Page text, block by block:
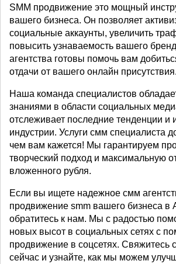
SMM продвижение это мощный
вашего бизнеса. Он позволяет
социальные аккаунты, увеличить
повысить узнаваемость вашего
агентства готовы помочь вам
отдачи от вашего онлайн присутствия.
Наша команда специалистов
знаниями в области социальных
отслеживает последние тенденции и
индустрии. Услуги смм специалиста
чем вам кажется! Мы гарантируем
творческий подход и максимальную
вложенного рубля.
Если вы ищете надежное смм
продвижение smm вашего бизнеса в
обратитесь к нам. Мы с радостью
новых высот в социальных сетях с
продвижение в соцсетях. Свяжитесь
сейчас и узнайте, как мы можем